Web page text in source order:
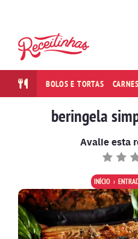
BOLOS E TORTAS CARNES
beringela
Avalie esta
INÍCIO